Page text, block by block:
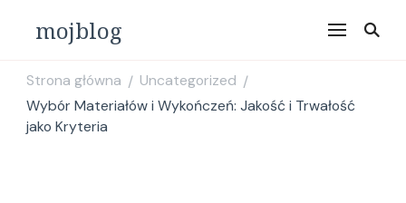
mojblog
Strona główna / Uncategorized /
Wybór Materiałów i Wykończeń: Jakość i Trwałość
jako Kryteria